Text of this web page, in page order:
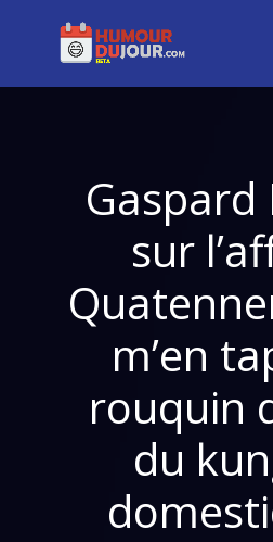
Gaspard
sur
m’en
rouquin
du